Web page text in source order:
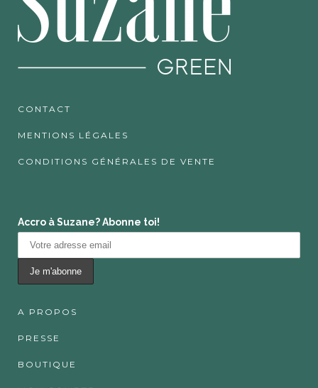
CONTACT
MENTIONS LÉGALES
CONDITIONS GÉNÉRALES DE VENTE
Accro à Suzane? Abonne toi!
A PROPOS
PRESSE
BOUTIQUE